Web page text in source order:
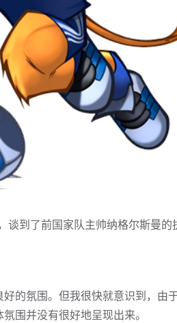
到了前国家队主帅纳格尔斯曼的
的氛围。但我很快就意识到，由
围并没有很好地呈现出来。